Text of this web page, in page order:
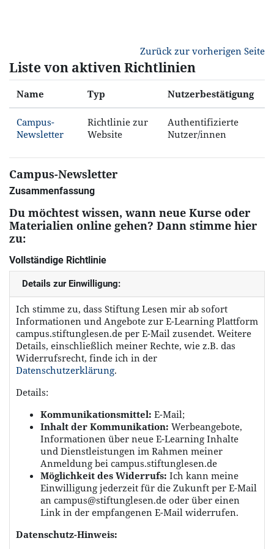
Zurück zur vorherigen Seite
Liste von aktiven Richtlinien
Name Typ Nutzerbestätigung
Campus-
Newsletter
Richtlinie zur
Website
Authentifizierte
Nutzer/innen
Campus-Newsletter
Zusammenfassung
Du möchtest wissen, wann neue Kurse oder
Materialien online gehen? Dann stimme hier
zu:
Vollständige Richtlinie
Details zur Einwilligung:
Ich stimme zu, dass Stiftung Lesen mir ab sofort
Informationen und Angebote zur E-Learning Plattform
campus.stiftunglesen.de per E-Mail zusendet. Weitere
Details, einschließlich meiner Rechte, wie z.B. das
Widerrufsrecht, finde ich in der
Datenschutzerklärung.
Details:
Kommunikationsmittel: E-Mail;
Inhalt der Kommunikation: Werbeangebote,
Informationen über neue E-Learning Inhalte
und Dienstleistungen im Rahmen meiner
Anmeldung bei campus.stiftunglesen.de
Möglichkeit des Widerrufs: Ich kann meine
Einwilligung jederzeit für die Zukunft per E-Mail
an campus@stiftunglesen.de oder über einen
Link in der empfangenen E-Mail widerrufen.
Datenschutz-Hinweis: